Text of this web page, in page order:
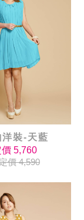
洋裝-天藍
價 5,760
價 4,590